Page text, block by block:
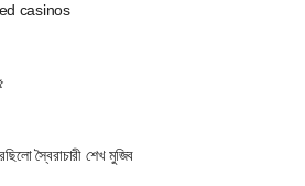
casinos
স্বৈরাচারী শেখ মুজিব